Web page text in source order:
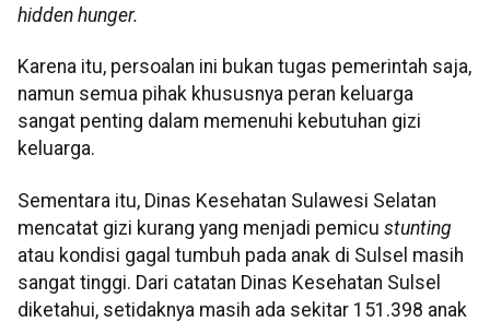
hidden hunger.
Karena itu, persoalan ini bukan tugas pemerintah saja,
namun semua pihak khususnya peran keluarga
sangat penting dalam memenuhi kebutuhan gizi
keluarga.
Sementara itu, Dinas Kesehatan Sulawesi Selatan
mencatat gizi kurang yang menjadi pemicu stunting
atau kondisi gagal tumbuh pada anak di Sulsel masih
sangat tinggi. Dari catatan Dinas Kesehatan Sulsel
diketahui, setidaknya masih ada sekitar 151.398 anak